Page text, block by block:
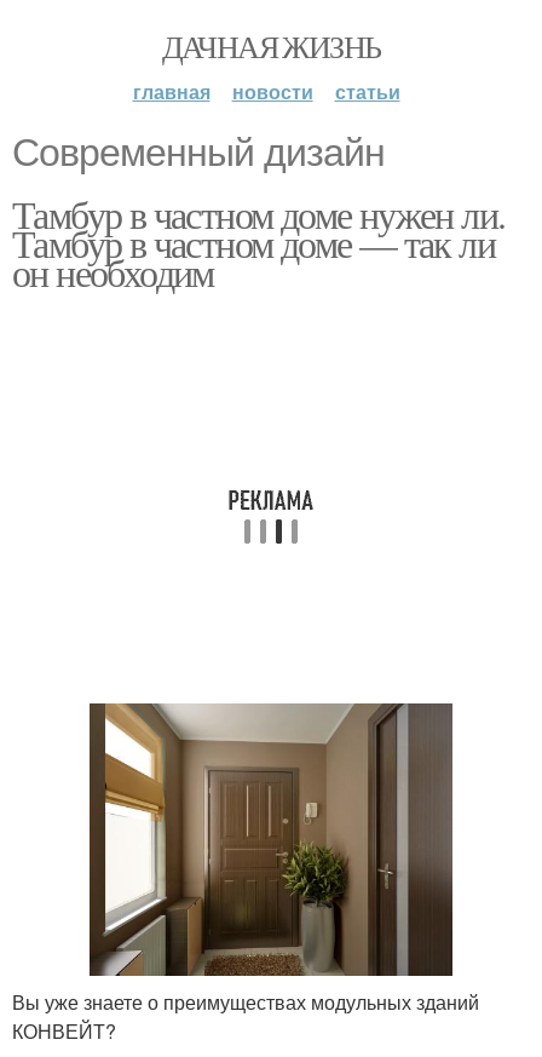
ДАЧНАЯ ЖИЗНЬ
главная новости статьи
Современный дизайн
Тамбур в частном доме нужен ли.
Тамбур в частном доме — так ли
он необходим
Вы уже знаете о преимуществах модульных зданий
КОНВЕЙТ?